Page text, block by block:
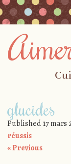
Menu
glucides
Published17 mars
réussis
« Previous